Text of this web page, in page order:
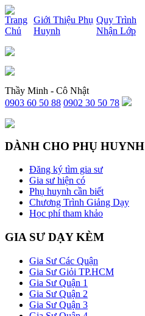
x
Trang
Chủ
Giới Thiệu Phụ
Huynh
Quy Trình
Nhận Lớp
Thầy Minh - Cô Nhật
0903 60 50 88 0902 30 50 78
DÀNH CHO PHỤ HUYNH
Đăng ký tìm gia sư
Gia sư hiện có
Phụ huynh cần biết
Chương Trình Giảng Dạy
Học phí tham khảo
GIA SƯ DẠY KÈM
Gia Sư Các Quận
Gia Sư Giỏi TP.HCM
Gia Sư Quận 1
Gia Sư Quận 2
Gia Sư Quận 3